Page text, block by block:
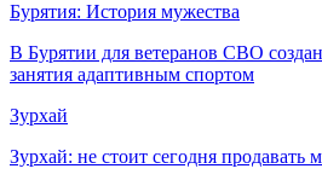
Бурятия: История мужества
В Бурятии для ветеранов СВО
занятия адаптивным спортом
Зурхай
Зурхай: не стоит сегодня продавать